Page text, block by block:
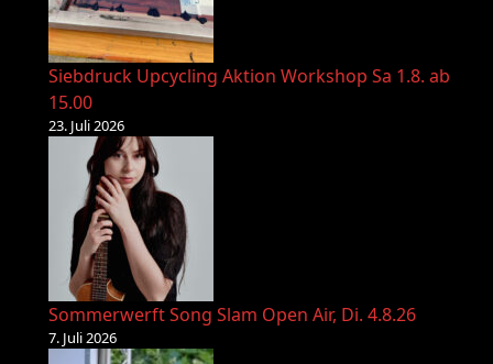
Siebdruck Upcycling Aktion Workshop Sa 1.8. ab
15.00
23. Juli 2026
Sommerwerft Song Slam Open Air, Di. 4.8.26
7. Juli 2026